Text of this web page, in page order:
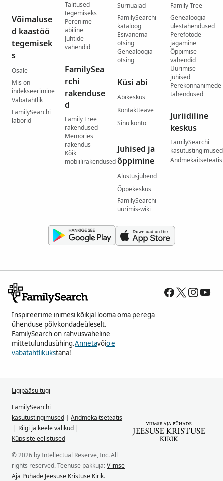
Võimaluse
d kaastöö
tegemisek
s
Osale
Mis on
indekseerimine
Vabatahtlik
FamilySearchi
laborid
Talitused
tegemiseks
Perenime
abiline
Juhtide
vahendid
FamilySea
rchi
rakenduse
d
Family Tree
rakendused
Memories
rakendus
Kõik
mobiilirakendused
Surnuaiad
FamilySearchi
kataloog
Esivanema
otsing
Genealoogia
otsing
Küsi abi
Abikeskus
Kontaktteave
Sinu konto
Juhised ja
õppimine
Alustusjuhend
Õppekeskus
FamilySearchi
uurimis-wiki
Family Tree
Genealoogia
ülestähendused
Perefotode
jagamine
Õppimise
vahendid
Uurimise
juhised
Perekonnanimede
tähendused
Juriidiline
keskus
FamilySearchi
kasutustingimused
Andmekaitseteatis
Inspireerime inimesi kõikjal looma oma perega
ühenduse põlvkondadeüleselt.
FamilySearch on rahvusvaheline
mittetulundusühing.Annetavõiole
vabatahtlikukstäna!
Ligipääsu tugi
FamilySearchi
kasutustingimused | Andmekaitseteatis
| Riigi ja keele valikud |
Küpsiste eelistused
© 2026 by Intellectual Reserve, Inc. All
rights reserved. Teenuse pakkuja:Viimse
Aja Pühade Jeesuse Kristuse Kirik.